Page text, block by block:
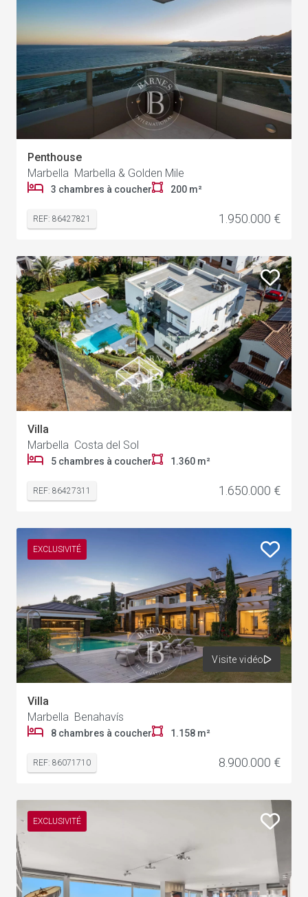
Penthouse
Marbella Marbella & Golden Mile
3 chambres à coucher 200 m²
REF: 86427821 1.950.000 €
Villa
Marbella Costa del Sol
5 chambres à coucher 1.360 m²
REF: 86427311 1.650.000 €
EXCLUSIVITÉ
Visite vidéo
Villa
Marbella Benahavís
8 chambres à coucher 1.158 m²
REF: 86071710 8.900.000 €
EXCLUSIVITÉ